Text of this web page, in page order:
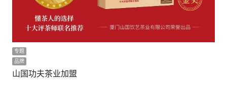
专题
品牌
山国功夫茶业加盟